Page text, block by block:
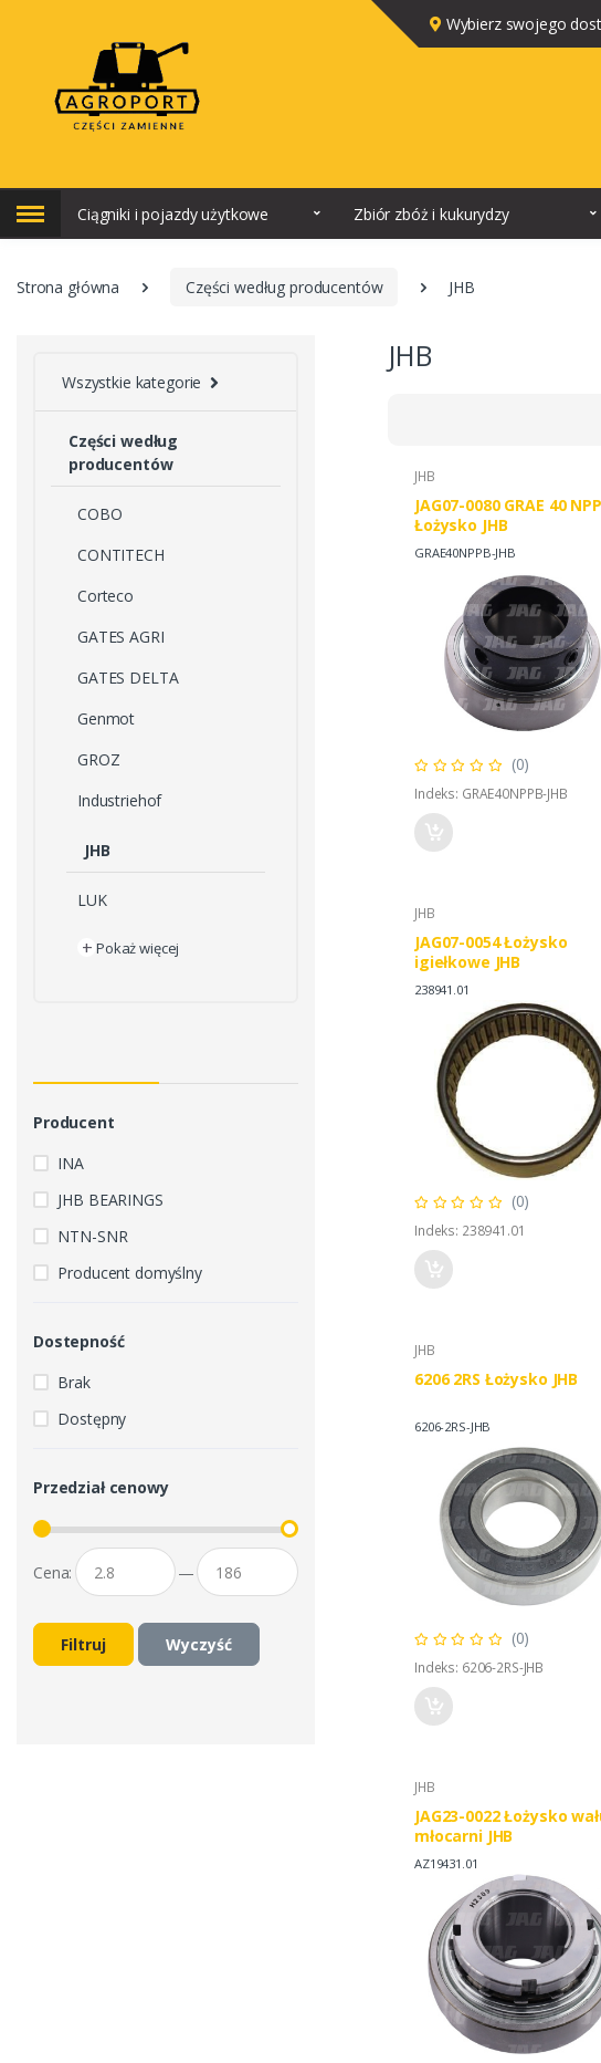
Wybierz swojego
Ciągniki i pojazdy użytkowe Zbiór zbóż i kukurydzy
Strona główna Części według producentów JHB
Wszystkie kategorie
Części według
producentów
COBO
CONTITECH
Corteco
GATES AGRI
GATES DELTA
Genmot
GROZ
Industriehof
JHB
LUK
+ Pokaż więcej
Producent
INA
JHB BEARINGS
NTN-SNR
Producent domyślny
Dostepność
Brak
Dostępny
Przedział cenowy
Cena: —
Filtruj Wyczyść
JHB
JHB
JAG07-0080 GRAE 40
Łożysko JHB
GRAE40NPPB-JHB
(0)
Indeks: GRAE40NPPB-JHB
JHB
JAG07-0054 Łożysko
igiełkowe JHB
238941.01
(0)
Indeks: 238941.01
JHB
6206 2RS Łożysko JHB
6206-2RS-JHB
(0)
Indeks: 6206-2RS-JHB
JHB
JAG23-0022 Łożysko
młocarni JHB
AZ19431.01